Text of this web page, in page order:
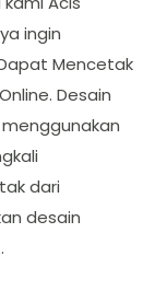
ingin
Mencetak
Desain
dari
desain